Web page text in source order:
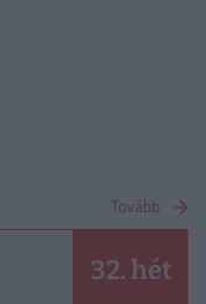
Tovább
32. hét